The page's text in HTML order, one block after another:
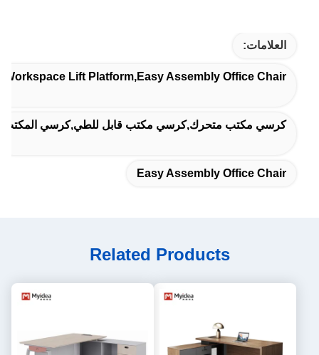
العلامات:
Lift Platform,Easy Assembly Office Chair
كرسي مكتب متحرك,كرسي مكتب قابل للطي,كرسي المكتب
Easy Assembly Office Chair
Related Products